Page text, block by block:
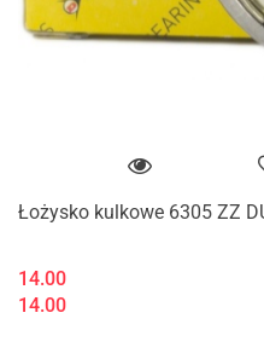
Łożysko kulkowe 6305 ZZ
14.00
14.00